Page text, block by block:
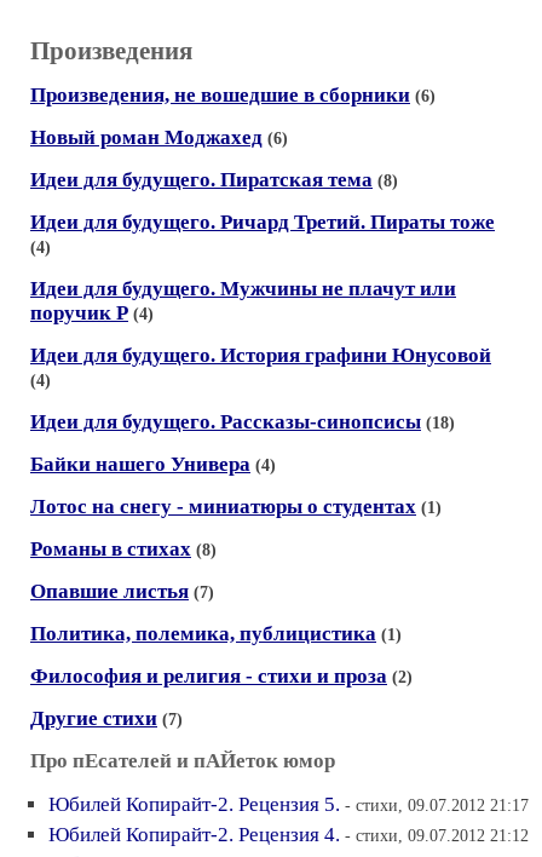
Произведения
Произведения, не вошедшие в сборники (6)
Новый роман Моджахед (6)
Идеи для будущего. Пиратская тема (8)
Идеи для будущего. Ричард Третий. Пираты тоже
(4)
Идеи для будущего. Мужчины не плачут или
поручик Р (4)
Идеи для будущего. История графини Юнусовой
(4)
Идеи для будущего. Рассказы-синопсисы (18)
Байки нашего Универа (4)
Лотос на снегу - миниатюры о студентах (1)
Романы в стихах (8)
Опавшие листья (7)
Политика, полемика, публицистика (1)
Философия и религия - стихи и проза (2)
Другие стихи (7)
Про пЕсателей и пАЙеток юмор
Юбилей Копирайт-2. Рецензия 5. - стихи, 09.07.2012 21:17
Юбилей Копирайт-2. Рецензия 4. - стихи, 09.07.2012 21:12